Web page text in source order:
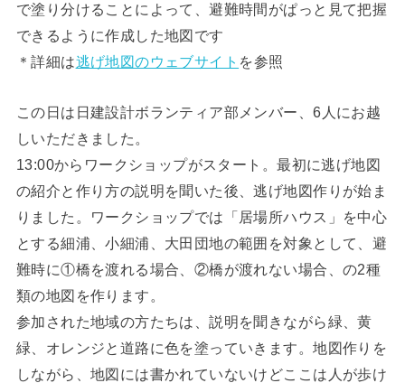
で塗り分けることによって、避難時間がぱっと見て把握
できるように作成した地図です
＊詳細は逃げ地図のウェブサイト を参照
この日は日建設計ボランティア部メンバー、6人にお越
しいただきました。
13:00からワークショップがスタート。最初に逃げ地図
の紹介と作り方の説明を聞いた後、逃げ地図作りが始ま
りました。ワークショップでは「居場所ハウス」を中心
とする細浦、小細浦、大田団地の範囲を対象として、避
難時に①橋を渡れる場合、②橋が渡れない場合、の2種
類の地図を作ります。
参加された地域の方たちは、説明を聞きながら緑、黄
緑、オレンジと道路に色を塗っていきます。地図作りを
しながら、地図には書かれていないけどここは人が歩け